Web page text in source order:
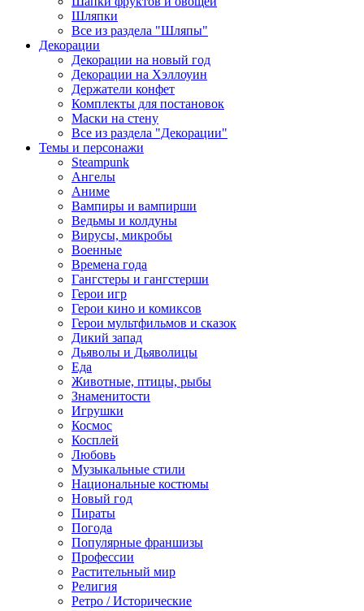
Шляпки
Все из раздела "Шляпы"
Декорации
Декорации на новый год
Декорации на Хэллоуин
Держатели конфет
Комплекты для постановок
Маски на стену
Все из раздела "Декорации"
Темы и персонажи
Steampunk
Ангелы
Аниме
Вампиры и вампирши
Ведьмы и колдуны
Вирусы, микробы
Военные
Времена года
Гангстеры и гангстерши
Герои игр
Герои кино и комиксов
Герои мультфильмов и сказок
Дикий запад
Дьяволы и Дьяволицы
Еда
Животные, птицы, рыбы
Знаменитости
Игрушки
Космос
Косплей
Любовь
Музыкальные стили
Национальные костюмы
Новый год
Пираты
Погода
Популярные франшизы
Профессии
Растительный мир
Религия
Ретро / Исторические